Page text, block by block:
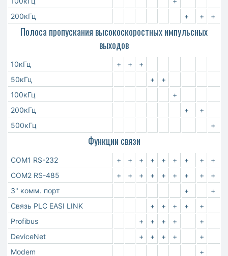
200кГц
+ + +
Полоса пропускания высокоскоростных импульсных
выходов
10кГц + +
+
50кГц
+
+
100кГц
+
200кГц
+
+
500кГц
+
Функции связи
COM1 RS-232 + + + + + + + +
+
COM2 RS-485
+ + + + + + + +
+
3" комм. порт
+
+
Связь PLC EASI LINK
+ + + +
+
Profibus
+ + + +
+
DeviceNet
+ + + +
+
Modem
+